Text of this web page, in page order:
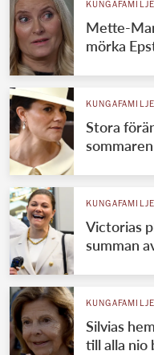
Mette-
mörka
Stora
Victorias
summan
Silvias
till alla nio